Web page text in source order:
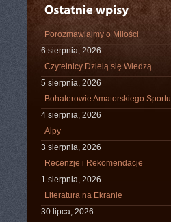
Porozmawiajmy o Miłości
6 sierpnia, 2026
Czytelnicy Dzielą się Wiedzą
5 sierpnia, 2026
Bohaterowie Amatorskiego Sportu
4 sierpnia, 2026
Alpy
3 sierpnia, 2026
Recenzje i Rekomendacje
1 sierpnia, 2026
Literatura na Ekranie
30 lipca, 2026